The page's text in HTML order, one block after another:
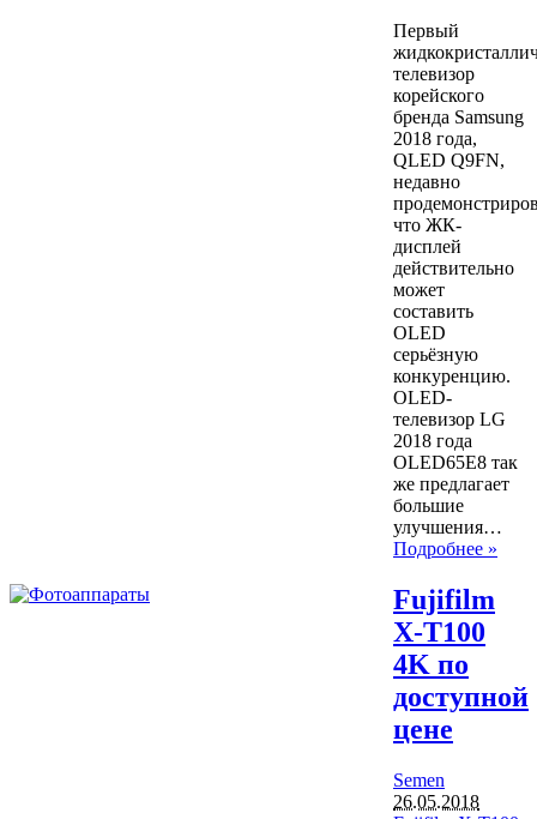
Первый
телевизор
корейского
бренда Samsung
2018 года,
QLED Q9FN,
недавно
что ЖК-
дисплей
действительно
может
составить
OLED
серьёзную
конкуренцию.
OLED-
телевизор LG
2018 года
OLED65E8 так
же предлагает
большие
улучшения…
Подробнее »
Fujifilm
X-T100
4K по
доступной
цене
Semen
26.05.2018